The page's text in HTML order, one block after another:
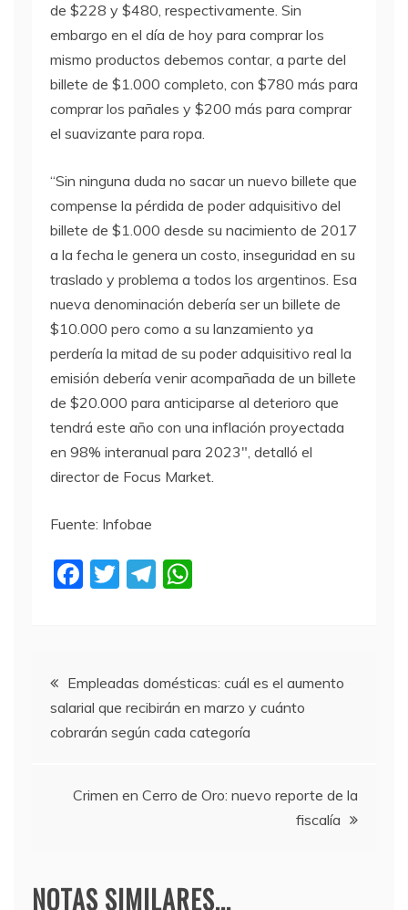
de $228 y $480, respectivamente. Sin
embargo en el día de hoy para comprar los
mismo productos debemos contar, a parte del
billete de $1.000 completo, con $780 más para
comprar los pañales y $200 más para comprar
el suavizante para ropa.
“Sin ninguna duda no sacar un nuevo billete que
compense la pérdida de poder adquisitivo del
billete de $1.000 desde su nacimiento de 2017
a la fecha le genera un costo, inseguridad en su
traslado y problema a todos los argentinos. Esa
nueva denominación debería ser un billete de
$10.000 pero como a su lanzamiento ya
perdería la mitad de su poder adquisitivo real la
emisión debería venir acompañada de un billete
de $20.000 para anticiparse al deterioro que
tendrá este año con una inflación proyectada
en 98% interanual para 2023″, detalló el
director de Focus Market.
Fuente: Infobae
F
b
o
o
T
T
a
m
A
p
p
Navegación
de
Empleadas domésticas: cuál es el aumento
salarial que recibirán en marzo y cuánto
cobrarán según cada categoría
Crimen en Cerro de Oro: nuevo reporte de la
fiscalía
NOTAS SIMILARES...